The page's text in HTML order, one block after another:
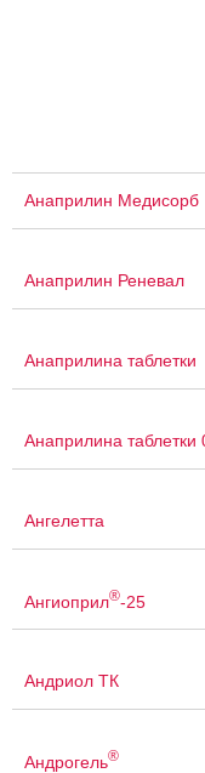
Анаприлин Медисорб
Анаприлин Реневал
Анаприлина таблетки
Анаприлина таблетки
Ангелетта
Ангиоприл®-25
Андриол ТК
Андрогель®